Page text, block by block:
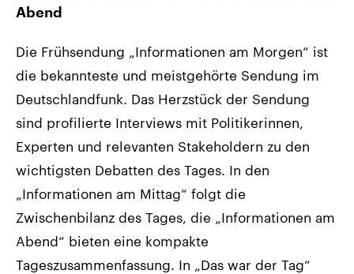
Abend
Die Frühsendung „Informationen am Morgen“ ist
die bekannteste und meistgehörte Sendung im
Deutschlandfunk. Das Herzstück der Sendung
sind profilierte Interviews mit Politikerinnen,
Experten und relevanten Stakeholdern zu den
wichtigsten Debatten des Tages. In den
„Informationen am Mittag“ folgt die
Zwischenbilanz des Tages, die „Informationen am
Abend“ bieten eine kompakte
Tageszusammenfassung. In „Das war der Tag“